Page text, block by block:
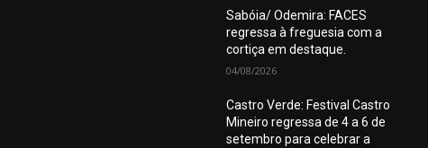
Sabóia/ Odemira: FACES
regressa à freguesia com a
cortiça em destaque.
04/08/2026
Castro Verde: Festival Castro
Mineiro regressa de 4 a 6 de
setembro para celebrar a